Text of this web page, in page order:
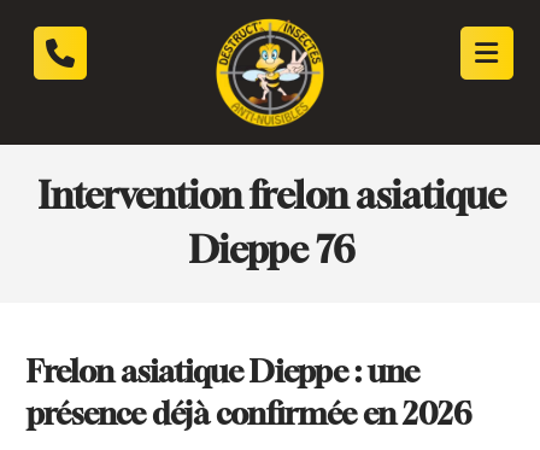
Intervention frelon asiatique
Dieppe 76
Frelon asiatique Dieppe : une
présence déjà confirmée en 2026